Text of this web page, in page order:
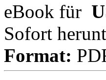
eBook für
Sofort
Format: